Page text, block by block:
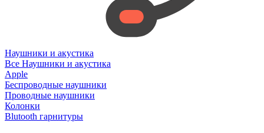
Наушники и акустика
Все Наушники и акустика
Apple
Беспроводные наушники
Проводные наушники
Колонки
Blutooth гарнитуры